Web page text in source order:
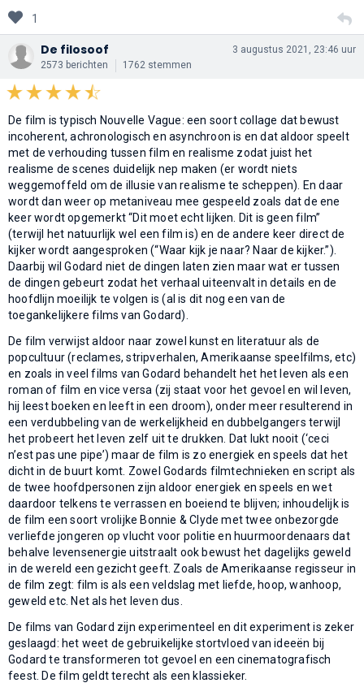
1
De filosoof
2573 berichten 1762 stemmen
3 augustus 2021, 23:46 uur
De film is typisch Nouvelle Vague: een soort collage dat bewust
incoherent, achronologisch en asynchroon is en dat aldoor speelt
met de verhouding tussen film en realisme zodat juist het
realisme de scenes duidelijk nep maken (er wordt niets
weggemoffeld om de illusie van realisme te scheppen). En daar
wordt dan weer op metaniveau mee gespeeld zoals dat de ene
keer wordt opgemerkt “Dit moet echt lijken. Dit is geen film”
(terwijl het natuurlijk wel een film is) en de andere keer direct de
kijker wordt aangesproken (“Waar kijk je naar? Naar de kijker.”).
Daarbij wil Godard niet de dingen laten zien maar wat er tussen
de dingen gebeurt zodat het verhaal uiteenvalt in details en de
hoofdlijn moeilijk te volgen is (al is dit nog een van de
toegankelijkere films van Godard).
De film verwijst aldoor naar zowel kunst en literatuur als de
popcultuur (reclames, stripverhalen, Amerikaanse speelfilms, etc)
en zoals in veel films van Godard behandelt het het leven als een
roman of film en vice versa (zij staat voor het gevoel en wil leven,
hij leest boeken en leeft in een droom), onder meer resulterend in
een verdubbeling van de werkelijkheid en dubbelgangers terwijl
het probeert het leven zelf uit te drukken. Dat lukt nooit (‘ceci
n’est pas une pipe’) maar de film is zo energiek en speels dat het
dicht in de buurt komt. Zowel Godards filmtechnieken en script als
de twee hoofdpersonen zijn aldoor energiek en speels en wet
daardoor telkens te verrassen en boeiend te blijven; inhoudelijk is
de film een soort vrolijke Bonnie & Clyde met twee onbezorgde
verliefde jongeren op vlucht voor politie en huurmoordenaars dat
behalve levensenergie uitstraalt ook bewust het dagelijks geweld
in de wereld een gezicht geeft. Zoals de Amerikaanse regisseur in
de film zegt: film is als een veldslag met liefde, hoop, wanhoop,
geweld etc. Net als het leven dus.
De films van Godard zijn experimenteel en dit experiment is zeker
geslaagd: het weet de gebruikelijke stortvloed van ideeën bij
Godard te transformeren tot gevoel en een cinematografisch
feest. De film geldt terecht als een klassieker.